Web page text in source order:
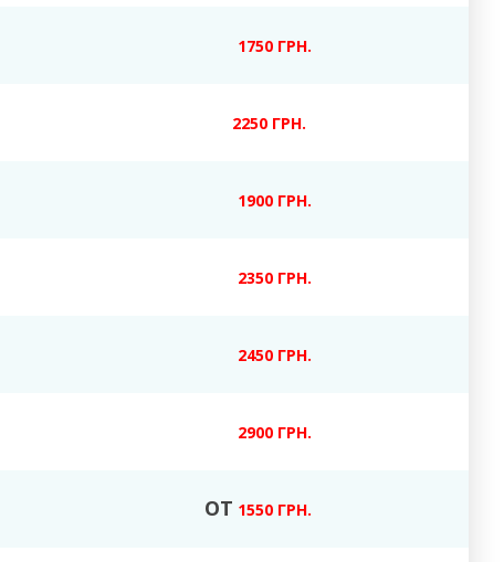
1750 ГРН.
2250 ГРН.
1900 ГРН.
2350 ГРН.
2450 ГРН.
2900 ГРН.
ОТ 1550 ГРН.